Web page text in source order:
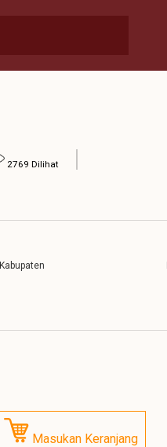
2769 Dilihat
Kabupaten
Masukan Keranjang